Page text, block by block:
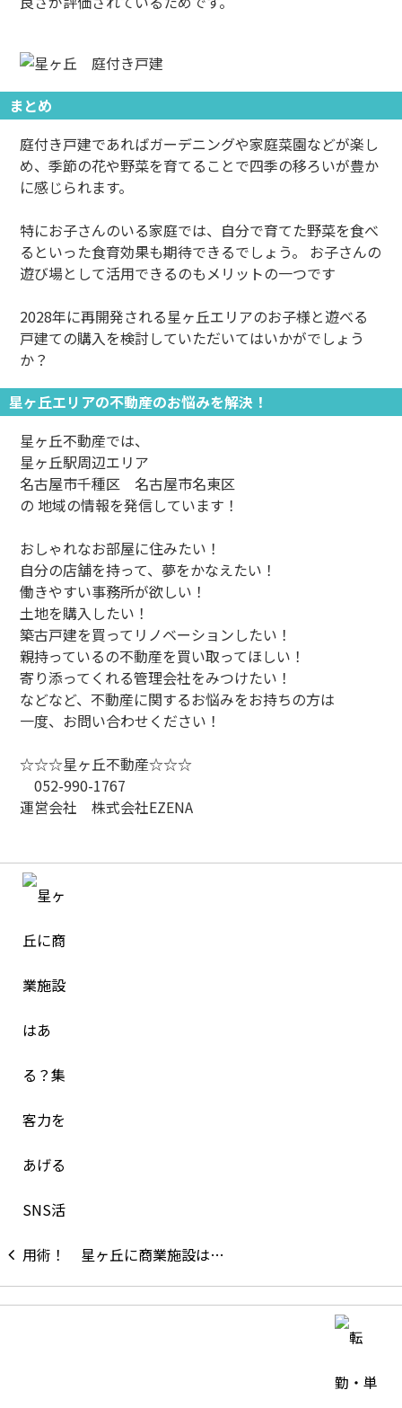
まとめ
庭付き戸建であればガーデニングや家庭菜園などが楽し
め、季節の花や野菜を育てることで四季の移ろいが豊か
に感じられます。
特にお子さんのいる家庭では、自分で育てた野菜を食べ
るといった食育効果も期待できるでしょう。 お子さんの
遊び場として活用できるのもメリットの一つです
2028年に再開発される星ヶ丘エリアのお子様と遊べる
戸建ての購入を検討していただいてはいかがでしょう
か？
星ヶ丘エリアの不動産のお悩みを解決！
星ヶ丘不動産では、
星ヶ丘駅周辺エリア
名古屋市千種区 名古屋市名東区
の 地域の情報を発信しています！
おしゃれなお部屋に住みたい！
自分の店舗を持って、夢をかなえたい！
働きやすい事務所が欲しい！
土地を購入したい！
築古戸建を買ってリノベーションしたい！
親持っているの不動産を買い取ってほしい！
寄り添ってくれる管理会社をみつけたい！
などなど、不動産に関するお悩みをお持ちの方は
一度、お問い合わせください！
☆☆☆星ヶ丘不動産☆☆☆
052-990-1767
運営会社 株式会社EZENA
星ヶ丘に商業施設は…